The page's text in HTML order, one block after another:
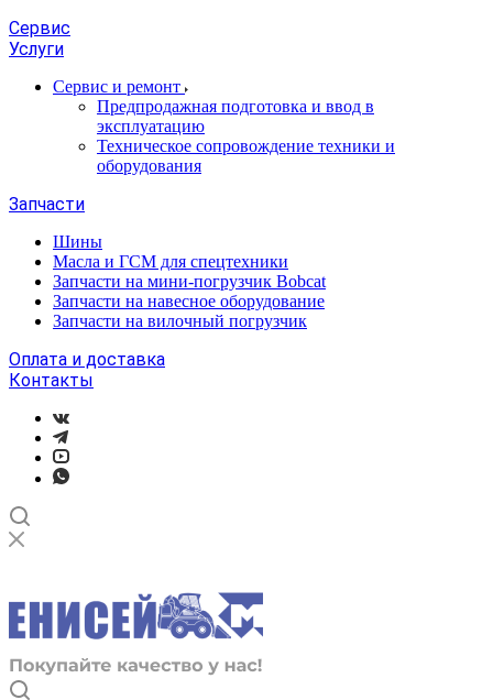
Сервис
Услуги
Сервис и ремонт
Предпродажная подготовка и ввод в
эксплуатацию
Техническое сопровождение техники и
оборудования
Запчасти
Шины
Масла и ГСМ для спецтехники
Запчасти на мини-погрузчик Bobcat
Запчасти на навесное оборудование
Запчасти на вилочный погрузчик
Оплата и доставка
Контакты